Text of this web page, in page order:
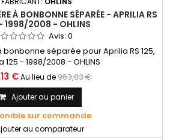
À BONBONNE SÉPARÉE - APRILIA RS
1998/2008 - OHLINS
Avis: 0
séparée pour Aprilia RS 125,
125 - 1998/2008 - OHLINS
€Au lieu de963,83 €
Ajouter au panier
sur commande
au comparateur